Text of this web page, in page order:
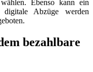
Ebenso kann ein
Abzüge werden
bezahlbare